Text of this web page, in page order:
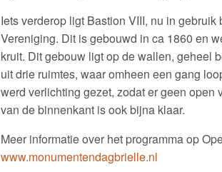
Iets verderop ligt Bastion VIII, nu in
Vereniging. Dit is gebouwd in ca 1860 en
kruit. Dit gebouw ligt op de wallen, geheel
uit drie ruimtes, waar omheen een gang
werd verlichting gezet, zodat er geen
van de binnenkant is ook bijna klaar.
Meer informatie over het programma op
www.monumentendagbrielle.nl